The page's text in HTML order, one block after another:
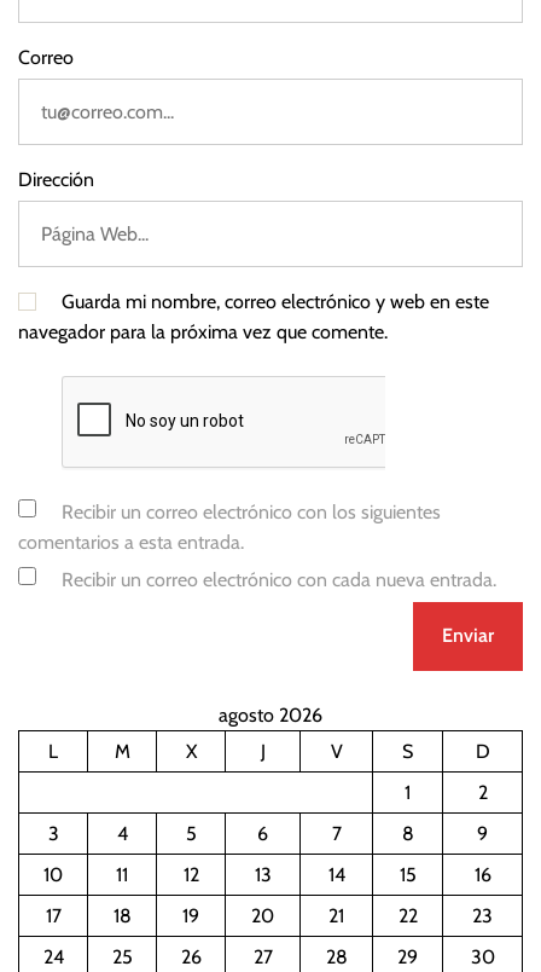
n
Correo
Dirección
Guarda mi nombre, correo electrónico y web en este
navegador para la próxima vez que comente.
Recibir un correo electrónico con los siguientes
comentarios a esta entrada.
Recibir un correo electrónico con cada nueva entrada.
agosto 2026
L
M X J V S
D
1
2
3
4 5 6 7 8
9
10
11 12 13 14 15
16
17
18 19 20 21 22
23
24
25 26 27 28 29
30